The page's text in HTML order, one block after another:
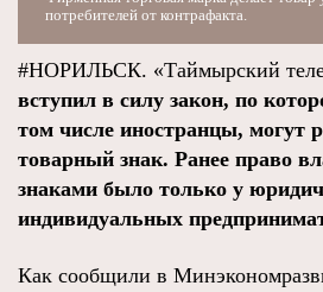
потребителей от контрафакта.
#НОРИЛЬСК. «Таймырский
вступил в силу закон, по
том числе иностранцы, могут
товарный знак. Ранее право
знаками было только у
индивидуальных
Как сообщили в